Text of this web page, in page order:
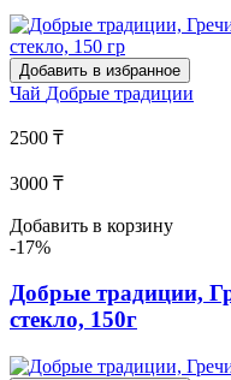
Добавить в избранное
Чай Добрые традиции
2500 ₸
3000 ₸
Добавить в корзину
-17%
Добрые традиции,
стекло, 150г